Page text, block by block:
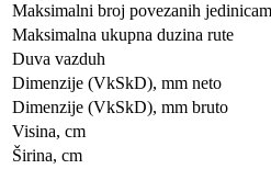
Maksimalni broj povezanih
Maksimalna ukupna duzina rute
Duva vazduh
Dimenzije (VkSkD), mm neto
Dimenzije (VkSkD), mm bruto
Visina, сm
Širina, сm